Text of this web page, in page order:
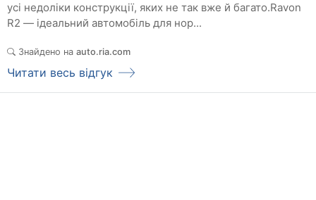
усі недоліки конструкції, яких не так вже й багато.Ravon
R2 — ідеальний автомобіль для нор...
Знайдено на auto.ria.com
Читати весь відгук